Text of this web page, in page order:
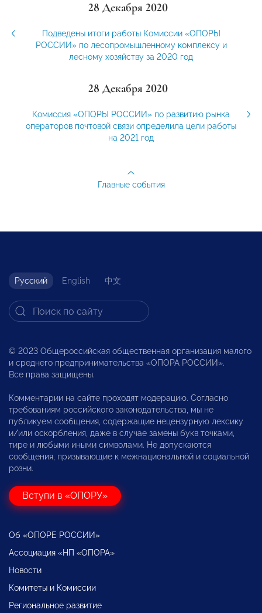
28 Декабря 2020
Подведены итоги работы Комиссии «ОПОРЫ
РОССИИ» по лесопромышленному комплексу и
лесному хозяйству за 2020 год
28 Декабря 2020
Комиссия «ОПОРЫ РОССИИ» по развитию рынка
операторов почтовой связи определила цели работы
на 2021 год
Главные события
Русский English 中文
© 2023 Общероссийская общественная организация малого
и среднего предпринимательства «ОПОРА РОССИИ».
Все права защищены.
Комментарии на сайте проходят модерацию. Согласно
требованиям российского законодательства, мы не
публикуем сообщения, содержащие нецензурную лексику
и/или оскорбления, даже в случае замены букв точками,
тире и любыми иными символами. Не допускаются
сообщения, призывающие к межнациональной и социальной
розни.
Вступи в «ОПОРУ»
Об «ОПОРЕ РОССИИ»
Ассоциация «НП «ОПОРА»
Новости
Комитеты и Комиссии
Региональное развитие